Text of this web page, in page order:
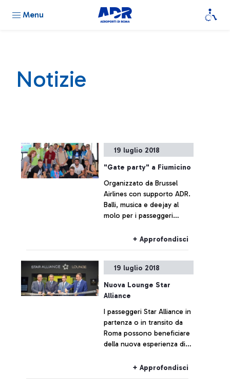
Menu
Notizie
19 luglio 2018
"Gate party" a Fiumicino
Organizzato da Brussel
Airlines con supporto ADR.
Balli, musica e deejay al
molo per i passeggeri
internazionale che si svolge
a Boom, vicino Anversa.
+ Approfondisci
19 luglio 2018
Nuova Lounge Star
Alliance
I passeggeri Star Alliance in
partenza o in transito da
Roma possono beneficiare
della nuova esperienza di
all'aeroporto di Fiumicino
+ Approfondisci